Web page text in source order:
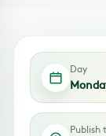
Day
Publish